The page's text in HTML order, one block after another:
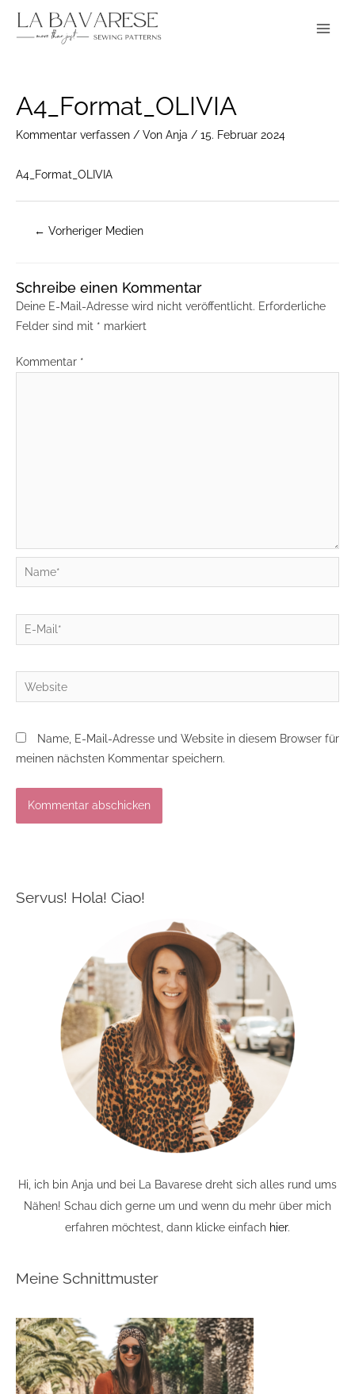
Inhalt
A4_Format_OLIVIA
Kommentar verfassen / Von Anja / 15. Februar 2024
A4_Format_OLIVIA
navigation
← Vorheriger Medien
Schreibe einen Kommentar
Deine E-Mail-Adresse wird nicht veröffentlicht. Erforderliche
Felder sind mit * markiert
Kommentar *
Name*
E-
Mail*
Website
Name, E-Mail-Adresse und Website in diesem Browser für
meinen nächsten Kommentar speichern.
Servus! Hola! Ciao!
Hi, ich bin Anja und bei La Bavarese dreht sich alles rund ums
Nähen! Schau dich gerne um und wenn du mehr über mich
erfahren möchtest, dann klicke einfach hier.
Meine Schnittmuster